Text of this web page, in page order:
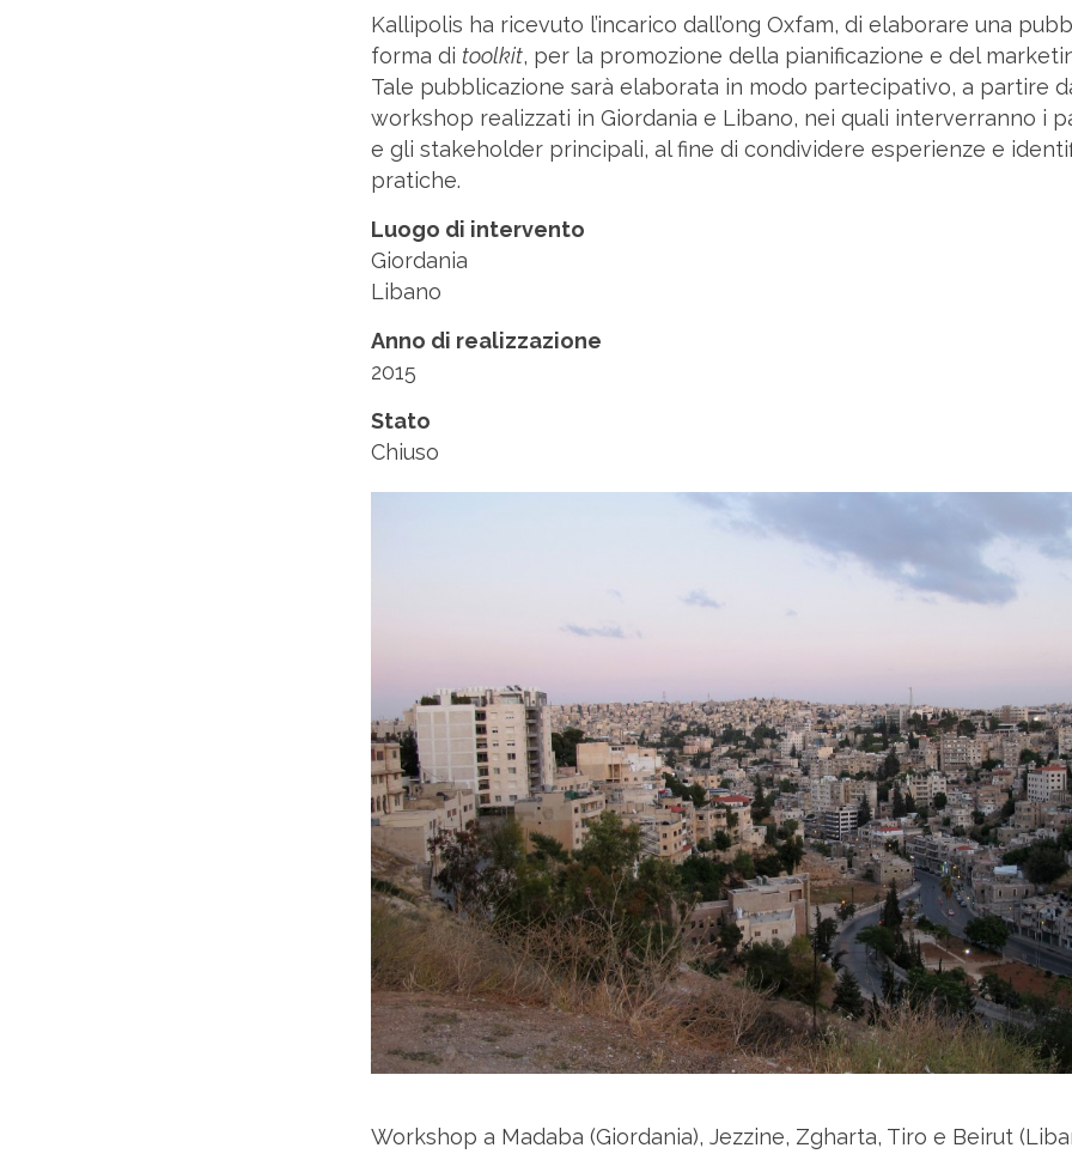
Kallipolis ha ricevuto l’incarico dall’ong Oxfam, di elaborare una
forma di toolkit, per la promozione della pianificazione e del
Tale pubblicazione sarà elaborata in modo partecipativo, a partire
workshop realizzati in Giordania e Libano, nei quali interverranno i
e gli stakeholder principali, al fine di condividere esperienze e
pratiche.
Luogo di intervento
Giordania
Libano
Anno di realizzazione
2015
Stato
Chiuso
Workshop a Madaba (Giordania), Jezzine, Zgharta, Tiro e Beirut